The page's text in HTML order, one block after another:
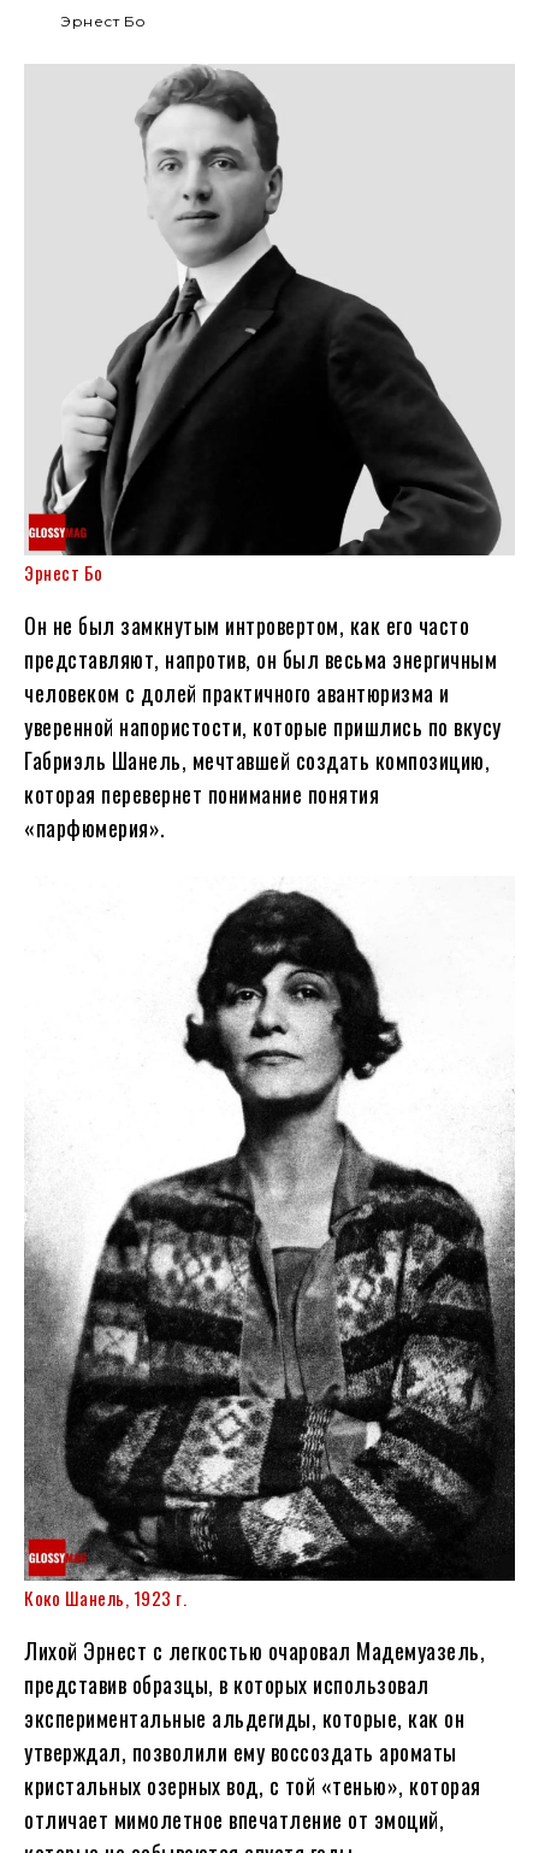
Эрнест Бо
Эрнест Бо
Он не был замкнутым интровертом, как его часто
представляют, напротив, он был весьма энергичным
человеком с долей практичного авантюризма и
уверенной напористости, которые пришлись по вкусу
Габриэль Шанель, мечтавшей создать композицию,
которая перевернет понимание понятия
«парфюмерия».
Коко Шанель, 1923 г.
Лихой Эрнест с легкостью очаровал Мадемуазель,
представив образцы, в которых использовал
экспериментальные альдегиды, которые, как он
утверждал, позволили ему воссоздать ароматы
кристальных озерных вод, с той «тенью», которая
отличает мимолетное впечатление от эмоций,